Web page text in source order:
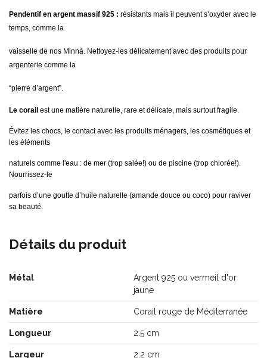
Pendentif en argent massif 925 : résistants mais il peuvent s’oxyder avec le
temps, comme la
vaisselle de nos Minnà. Nettoyez-les délicatement avec des produits pour
argenterie comme la
“pierre d’argent”.
Le corail est une matière naturelle, rare et délicate, mais surtout fragile.
Évitez les chocs, le contact avec les produits ménagers, les cosmétiques et
les éléments
naturels comme l'eau : de mer (trop salée!) ou de piscine (trop chlorée!).
Nourrissez-le
parfois d’une goutte d’huile naturelle (amande douce ou coco) pour raviver
sa beauté.
Détails du produit
Métal
Argent 925 ou vermeil d'or
jaune
Matière Corail rouge de Méditerranée
Longueur 2.5 cm
Largeur 2.2 cm